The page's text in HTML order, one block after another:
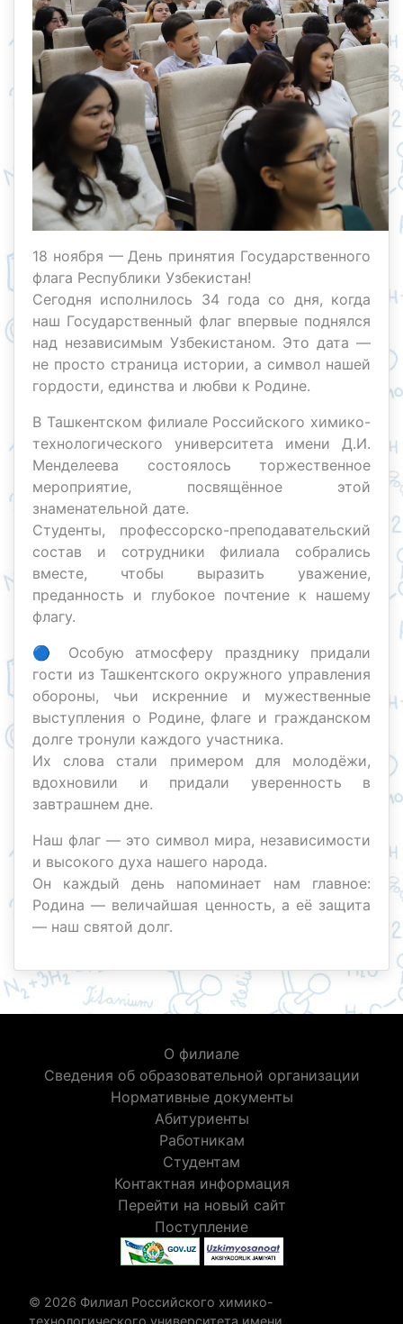
18 ноября — День принятия Государственного
флага Республики Узбекистан!
Сегодня исполнилось 34 года со дня, когда
наш Государственный флаг впервые поднялся
над независимым Узбекистаном. Это дата —
не просто страница истории, а символ нашей
гордости, единства и любви к Родине.
В Ташкентском филиале Российского химико-
технологического университета имени Д.И.
Менделеева состоялось торжественное
мероприятие, посвящённое этой
знаменательной дате.
Студенты, профессорско-преподавательский
состав и сотрудники филиала собрались
вместе, чтобы выразить уважение,
преданность и глубокое почтение к нашему
флагу.
🔵 Особую атмосферу празднику придали
гости из Ташкентского окружного управления
обороны, чьи искренние и мужественные
выступления о Родине, флаге и гражданском
долге тронули каждого участника.
Их слова стали примером для молодёжи,
вдохновили и придали уверенность в
завтрашнем дне.
Наш флаг — это символ мира, независимости
и высокого духа нашего народа.
Он каждый день напоминает нам главное:
Родина — величайшая ценность, а её защита
— наш святой долг.
О филиале
Сведения об образовательной организации
Нормативные документы
Абитуриенты
Работникам
Студентам
Контактная информация
Перейти на новый сайт
Поступление
© 2026 Филиал Российского химико-
технологического университета имени